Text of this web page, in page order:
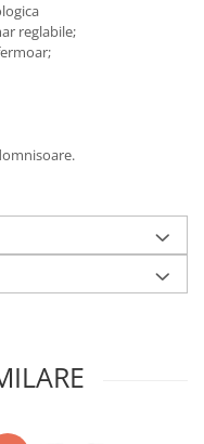
reglabile;